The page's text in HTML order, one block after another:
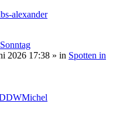
alexander
2026 17:38 » in Spotten in